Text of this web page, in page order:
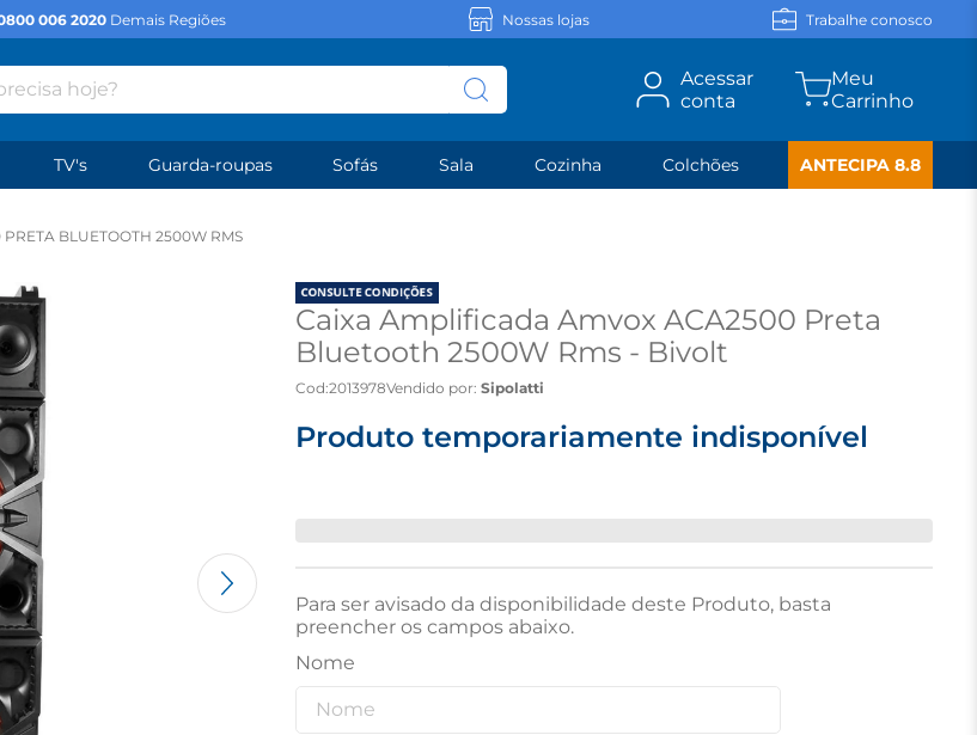
006 2020 Demais Regiões Nossas lojas Trabalhe conosco
hoje?
Acessar
conta
TV's Guarda-roupas Sofás Sala Cozinha Colchões ANTECIPA 8.8
BLUETOOTH 2500W RMS
Caixa Amplificada Amvox ACA2500 Preta
Bluetooth 2500W Rms - Bivolt
Cod:2013978Vendido por: Sipolatti
Produto temporariamente indisponível
Para ser avisado da disponibilidade deste Produto, basta
preencher os campos abaixo.